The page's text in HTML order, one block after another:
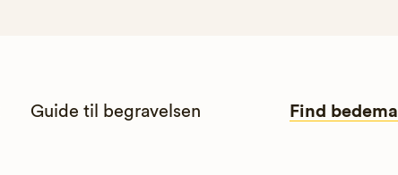
Guide til begravelsen Find